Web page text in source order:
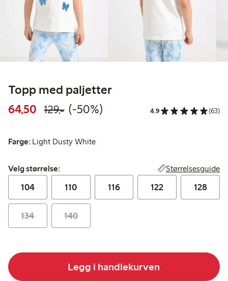
Topp med paljetter
64,50 Rabattert pris: 64,50 kr
129,-Vanlig pris: 129,00 kr
50% rabatt
(-50%) 4.9 (63)
Farge: Light Dusty White
Velg størrelse:
Velg størrelse: Størrelsesguide
104 110 116 122 128
134 140
Legg i handlekurven